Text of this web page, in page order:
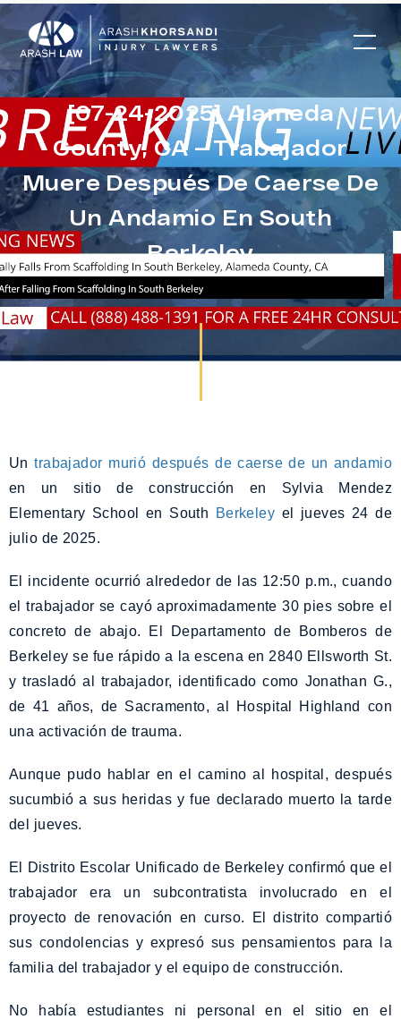
[07-24-2025] Alameda
County, CA – Trabajador
Muere Después De Caerse De
Un Andamio En South
Berkeley
Untrabajador murió después de caerse de un andamio
en un sitio de construcción en Sylvia Mendez
Elementary School en South
Berkeley el jueves 24 de
julio de 2025.
El incidente ocurrió alrededor de las 12:50 p.m., cuando
el trabajador se cayó aproximadamente 30 pies sobre el
concreto de abajo. El Departamento de Bomberos de
Berkeley se fue rápido a la escena en 2840 Ellsworth St.
y trasladó al trabajador, identificado como Jonathan G.,
de 41 años, de Sacramento, al Hospital Highland con
una activación de trauma.
Aunque pudo hablar en el camino al hospital, después
sucumbió a sus heridas y fue declarado muerto la tarde
del jueves.
El Distrito Escolar Unificado de Berkeley confirmó que el
trabajador era un subcontratista involucrado en el
proyecto de renovación en curso. El distrito compartió
sus condolencias y expresó sus pensamientos para la
familia del trabajador y el equipo de construcción.
No había estudiantes ni personal en el sitio en el